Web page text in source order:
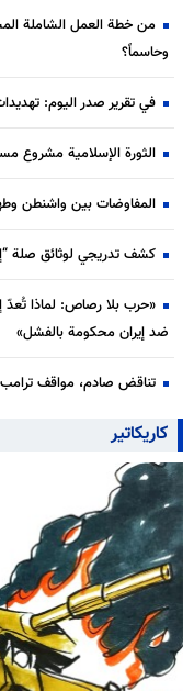
من خطة العمل الشاملة
وحاسماً؟
في تقرير صدر اليوم:
الثورة الإسلامية مشروع
المفاوضات بين واشنطن
كشف تدريجي لوثائق صلة
«حرب بلا رصاص: لماذا تُعدّ
ضد إيران محكومة بالفشل»
تناقض صادم، مواقف ترامب
كاريكاتير